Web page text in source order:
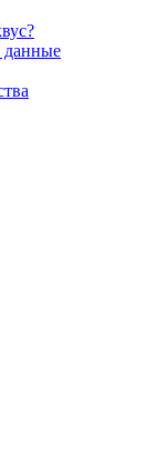
данные